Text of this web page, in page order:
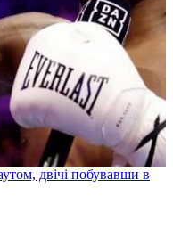
двічі побувавши в